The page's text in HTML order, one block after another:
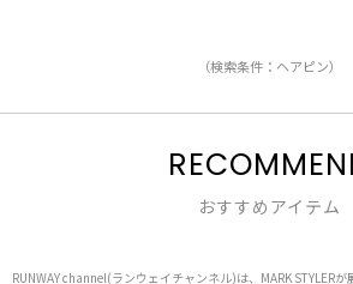
（検索条件：ヘアピン）
おすすめアイテム
RUNWAY channel(ランウェイチャンネル)は、MARK STYLER